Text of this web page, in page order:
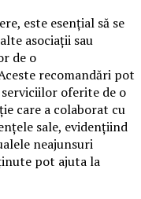
este esențial să se
asociații sau
de o
recomandări pot
oferite de o
care a colaborat cu
sale, evidențiind
neajunsuri
pot ajuta la